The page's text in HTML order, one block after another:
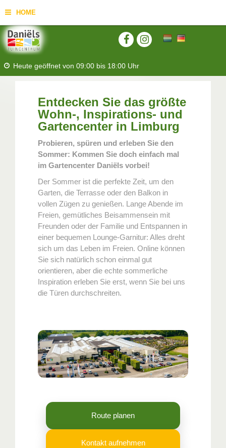
HOME
Heute geöffnet von 09:00 bis 18:00 Uhr
Entdecken Sie das größte
Wohn-, Inspirations- und
Gartencenter in Limburg
Probieren, spüren und erleben Sie den
Sommer: Kommen Sie doch einfach mal
im Gartencenter Daniëls vorbei!
Der Sommer ist die perfekte Zeit, um den
Garten, die Terrasse oder den Balkon in
vollen Zügen zu genießen. Lange Abende im
Freien, gemütliches Beisammensein mit
Freunden oder der Familie und Entspannen in
einer bequemen Lounge-Garnitur: Alles dreht
sich um das Leben im Freien. Online können
Sie sich natürlich schon einmal gut
orientieren, aber die echte sommerliche
Inspiration erleben Sie erst, wenn Sie bei uns
die Türen durchschreiten.
Route planen
Kontakt aufnehmen